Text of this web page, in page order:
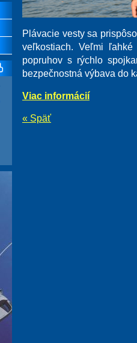
Plávacie vesty sa
veľkostiach. Veľmi
popruhov s rýchlo
bezpečnostná výbava do
Viac informácií
« Späť